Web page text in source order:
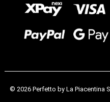
© 2026 Perfetto by La Piacentina